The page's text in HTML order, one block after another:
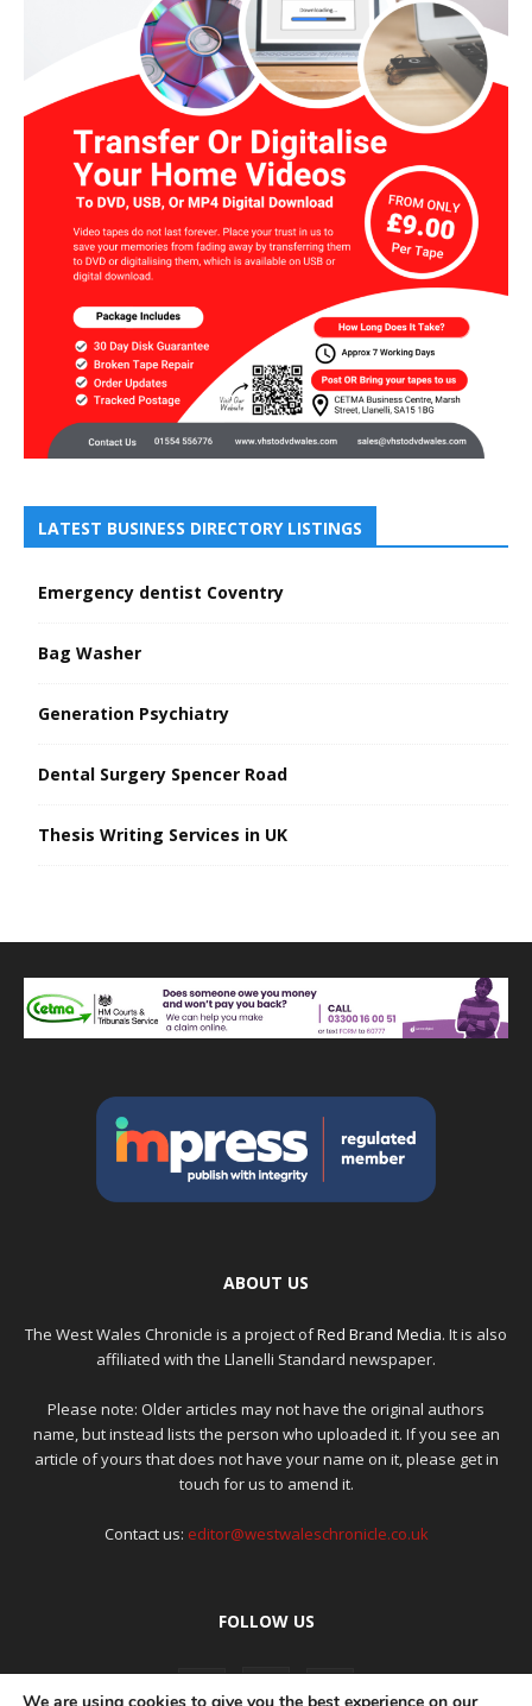
LATEST BUSINESS DIRECTORY LISTINGS
Emergency dentist Coventry
Bag Washer
Generation Psychiatry
Dental Surgery Spencer Road
Thesis Writing Services in UK
ABOUT US
The West Wales Chronicle is a project ofRed Brand Media. It is also
affiliated with the Llanelli Standard newspaper.
Please note: Older articles may not have the original authors
name, but instead lists the person who uploaded it. If you see an
article of yours that does not have your name on it, please get in
touch for us to amend it.
Contact us: editor@westwaleschronicle.co.uk
FOLLOW US